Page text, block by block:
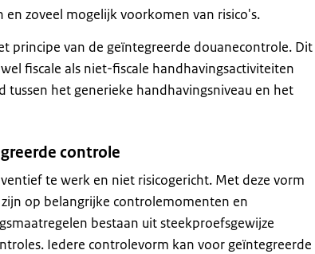
zoveel mogelijk voorkomen van risico's.
principe van de geïntegreerde douanecontrole. Dit
fiscale als niet-fiscale handhavingsactiviteiten
het generieke handhavingsniveau en het
controle
te werk en niet risicogericht. Met deze vorm
op belangrijke controlemomenten en
bestaan uit steekproefsgewijze
Iedere controlevorm kan voor geïntegreerde